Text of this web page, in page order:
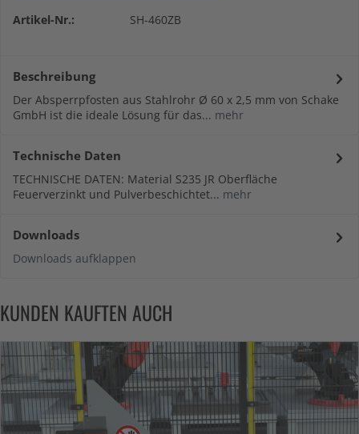
Artikel-Nr.: SH-460ZB
Beschreibung
Der Absperrpfosten aus Stahlrohr Ø 60 x 2,5 mm von Schake
GmbH ist die ideale Lösung für das... mehr
Technische Daten
TECHNISCHE DATEN: Material S235 JR Oberfläche
Feuerverzinkt und Pulverbeschichtet... mehr
Downloads
Downloads aufklappen
KUNDEN KAUFTEN AUCH